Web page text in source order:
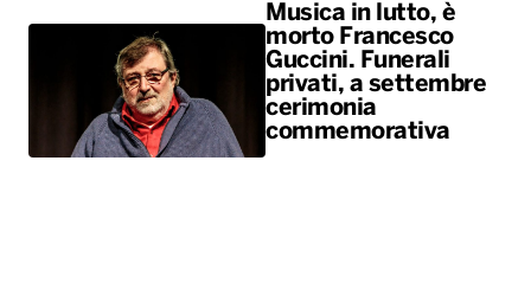
Musica in lutto, è
morto Francesco
Guccini. Funerali
privati, a settembre
cerimonia
commemorativa